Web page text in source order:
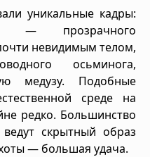
уникальные кадры:
— прозрачного
невидимым телом,
осьминога,
медузу. Подобные
среде на
редко. Большинство
скрытный образ
— большая удача.